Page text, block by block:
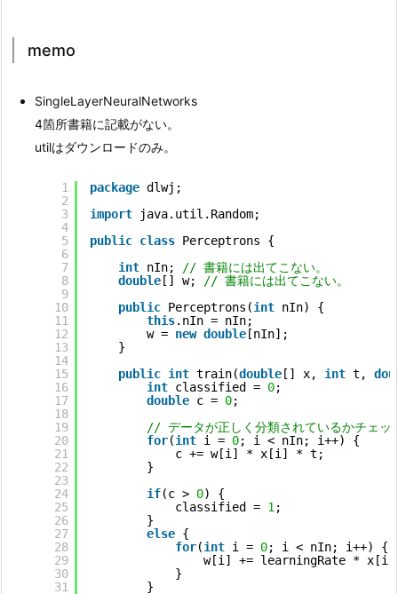
memo
SingleLayerNeuralNetworks
4箇所書籍に記載がない。
utilはダウンロードのみ。
1
2
3
4
5
6
7
8
9
10
11
12
13
14
15
16
17
18
19
20
21
22
23
24
25
26
27
28
29
30
31
package dlwj;
import
java.util.Random;
public class Perceptrons {
int nIn;
// 書籍には出てこない。
double [] w;
// 書籍には出てこない。
public Perceptrons(int nIn) {
this.nIn = nIn;
w = new double [nIn];
}
public int train(double [] x, int t,
int classified = 0;
double c = 0;
// データが正しく分類されているかチェッ
for(int i = 0; i < nIn; i++) {
c += w[i] * x[i] * t;
}
if(c > 0) {
classified = 1 ;
}
else {
for(int i = 0; i < nIn; i++) {
w[i] += learningRate *
}
}